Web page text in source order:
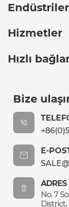
Endüstriler
Hizmetler
Hızlı
Bize
E-
ADRES
No. 7